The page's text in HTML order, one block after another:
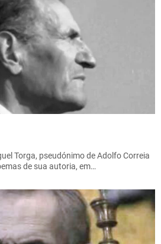
Torga, pseudónimo de Adolfo Correia
de sua autoria, em…